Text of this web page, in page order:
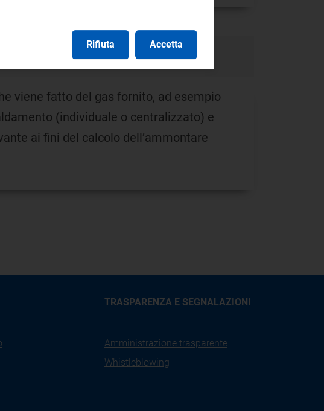
viene fatto del gas fornito, ad esempio
(individuale o centralizzato) e
ai fini del calcolo dell’ammontare
TRASPARENZA E SEGNALAZIONI
Amministrazione trasparente
Whistleblowing
Rifiuta Accetta